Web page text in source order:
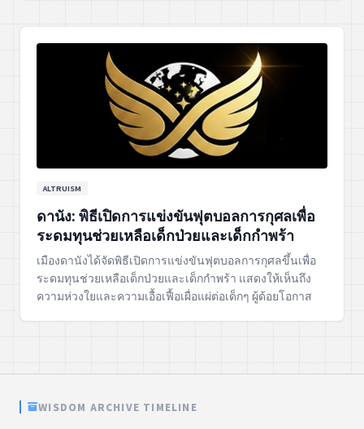
ALTRUISM
ดานัง: พิธีเปิดการแข่งขันฟุตบอลการกุศลเพื่อ
ระดมทุนช่วยเหลือเด็กป่วยและเด็กกำพร้า
เมืองดานังได้จัดพิธีเปิดการแข่งขันฟุตบอลการกุศลขึ้นเพื่อ
ระดมทุนช่วยเหลือเด็กป่วยและเด็กกำพร้า แสดงให้เห็นถึง
ความห่วงใยและความเอื้อเฟื้อเผื่อแผ่ต่อเด็กๆ ผู้ด้อยโอกาส
WISDOM ARCHIVE TIMELINE